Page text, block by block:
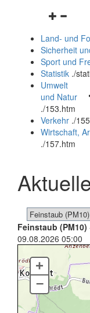
und
schließen
Land- und
Sicherheit
Sport und
Statistik ./
Umwelt
und Natur
./153.htm
Verkehr ./
Wirtschaft,
./157.htm
Feinstaub (PM10)
09.08.2026 05:00
+
–